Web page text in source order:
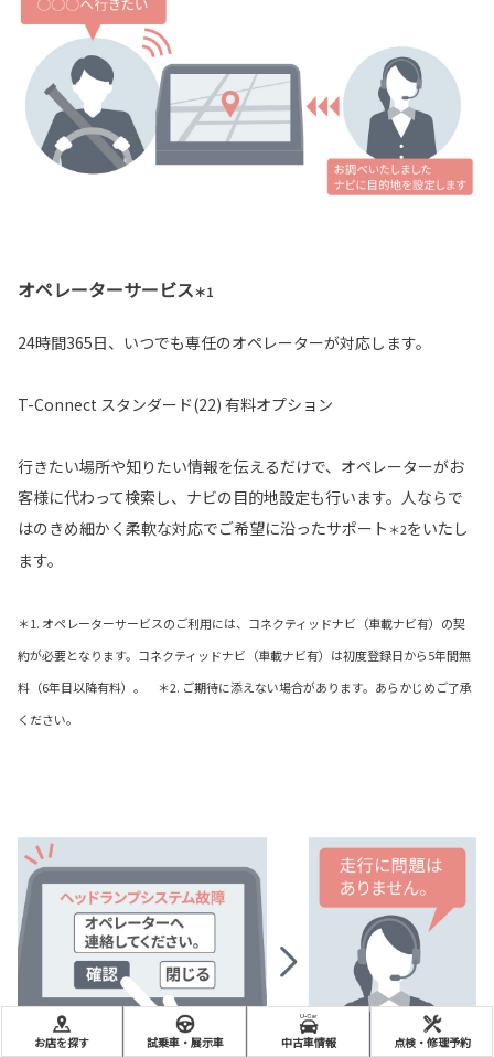
オペレーターサービス＊1
24時間365日、いつでも専任のオペレーターが対応します。
T-Connect スタンダード(22) 有料オプション
行きたい場所や知りたい情報を伝えるだけで、オペレーターがお
客様に代わって検索し、ナビの目的地設定も行います。人ならで
はのきめ細かく柔軟な対応でご希望に沿ったサポート ＊2をいたし
ます。
＊1. オペレーターサービスのご利用には、コネクティッドナビ（車載ナビ有）の契
約が必要となります。コネクティッドナビ（車載ナビ有）は初度登録日から5年間無
料（6年目以降有料）。 ＊2. ご期待に添えない場合があります。あらかじめご了承
ください。
お店を探す 試乗車・展示車 中古車情報 点検・修理予約